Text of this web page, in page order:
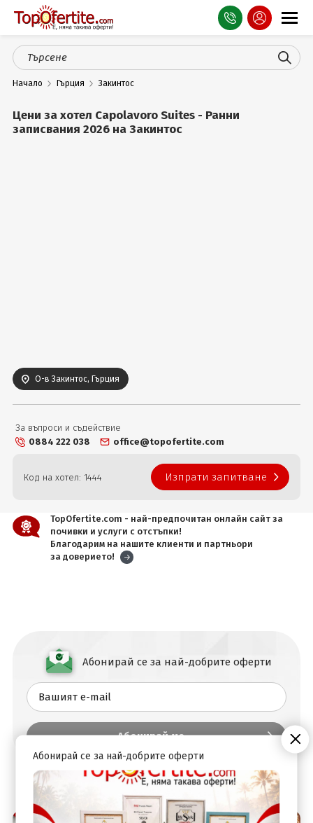
Оферти
СПА
Планина
Начало Гърция Закинтос
Цени за хотел Capolavoro Suites - Ранни
записвания 2026 на Закинтос
О-в Закинтос, Гърция
За въпроси и съдействие
0884 222 038
office@topofertite.com
Код на хотел: 1444 Изпрати запитване
TopOfertite.com - най-предпочитан онлайн сайт за
почивки и услуги с отстъпки!
Благодарим на нашите клиенти и партньори
за доверието!
Абонирай се за най-добрите оферти
Абонирай се за най-добрите оферти